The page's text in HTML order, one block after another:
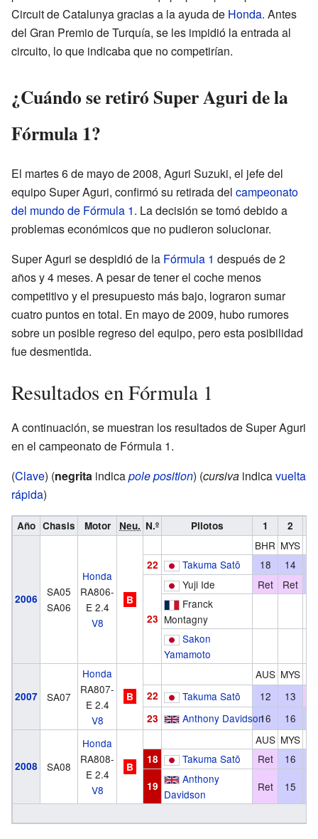
Circuit de Catalunya gracias a la ayuda de Honda. Antes
del Gran Premio de Turquía, se les impidió la entrada al
circuito, lo que indicaba que no competirían.
¿Cuándo se retiró Super Aguri de la
Fórmula 1?
El martes 6 de mayo de 2008, Aguri Suzuki, el jefe del
equipo Super Aguri, confirmó su retirada del campeonato
del mundo de Fórmula 1. La decisión se tomó debido a
problemas económicos que no pudieron solucionar.
Super Aguri se despidió de la Fórmula 1 después de 2
años y 4 meses. A pesar de tener el coche menos
competitivo y el presupuesto más bajo, lograron sumar
cuatro puntos en total. En mayo de 2009, hubo rumores
sobre un posible regreso del equipo, pero esta posibilidad
fue desmentida.
Resultados en Fórmula 1
A continuación, se muestran los resultados de Super Aguri
en el campeonato de Fórmula 1.
(Clave) (negrita indicapole position) (cursiva indicavuelta
rápida)
Año Chasis Motor Neu. N.º Pilotos 1 2
2006
SA05
SA06
Honda
RA806-
E 2.4
V8
B
BHR MYS
22 Takuma Satō 18 14
23
Yuji Ide Ret Ret
Franck
Montagny
Sakon
Yamamoto
2007 SA07
Honda
RA807-
E 2.4
V8
B
AUS MYS
22 Takuma Satō 12 13
23 Anthony Davidson16 16
2008 SA08
Honda
RA808-
E 2.4
V8
B
AUS MYS
18 Takuma Satō Ret 16
19
Anthony
Davidson
Ret 15